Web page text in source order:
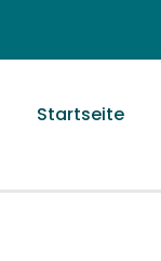
Startseite